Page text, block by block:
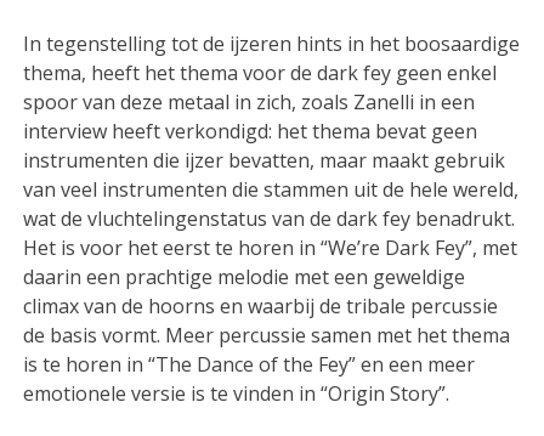
In tegenstelling tot de ijzeren hints in het boosaardige
thema, heeft het thema voor de dark fey geen enkel
spoor van deze metaal in zich, zoals Zanelli in een
interview heeft verkondigd: het thema bevat geen
instrumenten die ijzer bevatten, maar maakt gebruik
van veel instrumenten die stammen uit de hele wereld,
wat de vluchtelingenstatus van de dark fey benadrukt.
Het is voor het eerst te horen in “We’re Dark Fey”, met
daarin een prachtige melodie met een geweldige
climax van de hoorns en waarbij de tribale percussie
de basis vormt. Meer percussie samen met het thema
is te horen in “The Dance of the Fey” en een meer
emotionele versie is te vinden in “Origin Story”.